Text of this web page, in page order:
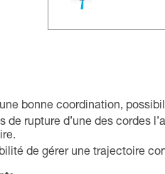
bonne coordination,
de rupture d’une des cordes
de gérer une trajectoire